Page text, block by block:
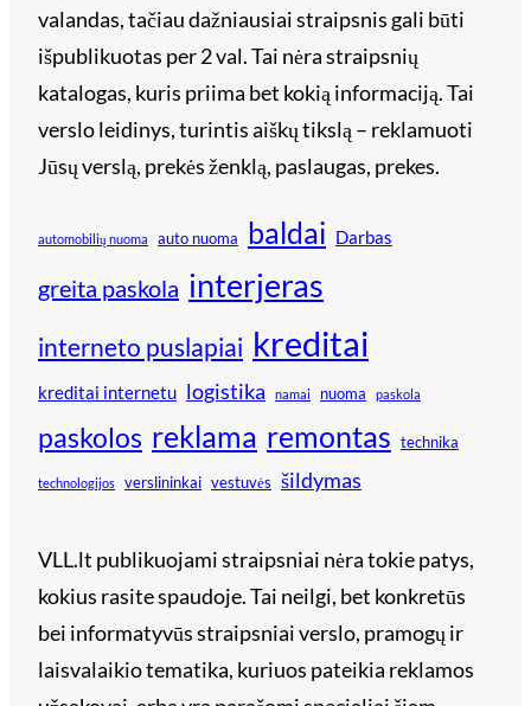
valandas, tačiau dažniausiai straipsnis gali būti
išpublikuotas per 2 val. Tai nėra straipsnių
katalogas, kuris priima bet kokią informaciją. Tai
verslo leidinys, turintis aiškų tikslą – reklamuoti
Jūsų verslą, prekės ženklą, paslaugas, prekes.
automobilių nuoma auto nuoma baldai Darbas
greita paskola interjeras
interneto puslapiai kreditai
kreditai internetu logistika namai nuoma paskola
paskolos reklama remontas technika
technologijos verslininkai vestuvės šildymas
VLL.lt publikuojami straipsniai nėra tokie patys,
kokius rasite spaudoje. Tai neilgi, bet konkretūs
bei informatyvūs straipsniai verslo, pramogų ir
laisvalaikio tematika, kuriuos pateikia reklamos